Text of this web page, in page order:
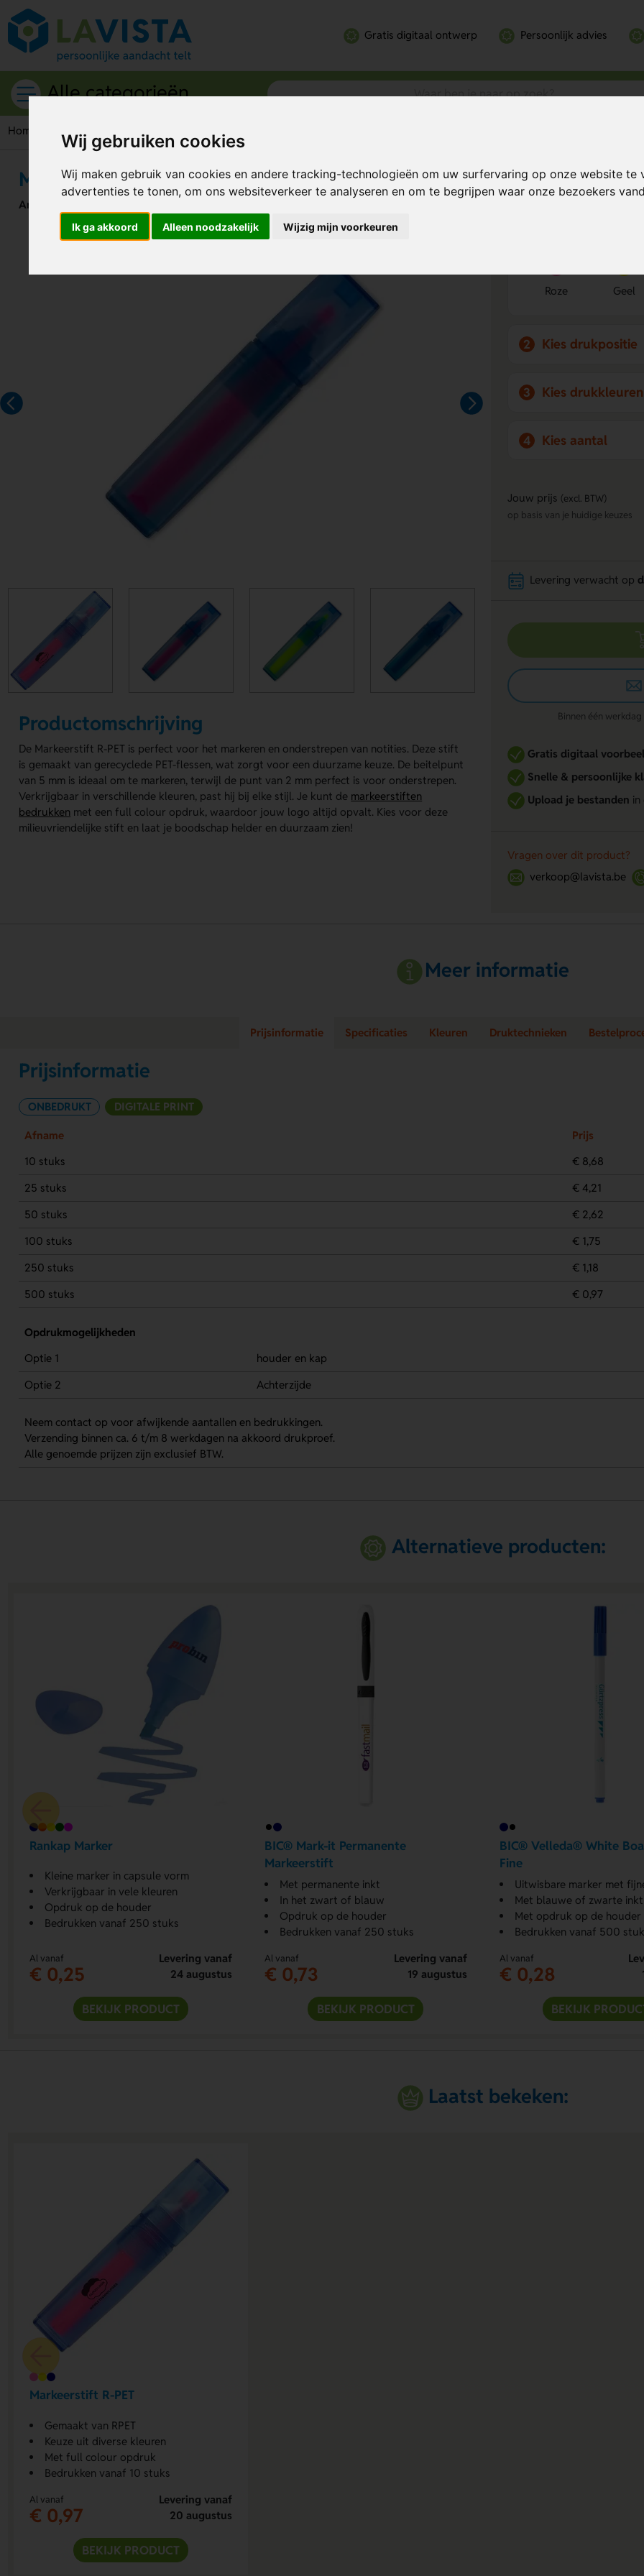
Wij gebruiken cookies
Wij maken gebruik van cookies en andere tracking-technologieën om uw surfervaring op onze website te
advertenties te tonen, om ons websiteverkeer te analyseren en om te begrijpen waar onze bezoekers
Ik ga akkoord Alleen noodzakelijk Wijzig mijn voorkeuren
Gratis digitaal ontwerp Persoonlijk advies
Alle categorieën
Home Schrijfwaren Markeerstiften Markeerstift R-PET
Markeerstift R-PET
Artikelnummer:
Productomschrijving
De Markeerstift R-PET is perfect voor het markeren en onderstrepen van notities. Deze stift
is gemaakt van gerecyclede PET-flessen, wat zorgt voor een duurzame keuze. De beitelpunt
van 5 mm is ideaal om te markeren, terwijl de punt van 2 mm perfect is voor onderstrepen.
Verkrijgbaar in verschillende kleuren, past hij bij elke stijl. Je kunt de markeerstiften
bedrukken met een full colour opdruk, waardoor jouw logo altijd opvalt. Kies voor deze
milieuvriendelijke stift en laat je boodschap helder en duurzaam zien!
Bereken mijn
Roze Geel
2 Kies drukpositie
3 Kies drukkleuren
4 Kies aantal
Jouw prijs (excl. BTW)
op basis van je huidige keuzes
Levering verwacht op
Binnen één
Gratis digitaal
Snelle & persoonlijke
Upload je bestanden
Vragen over dit product?
verkoop@lavista.be
Meer informatie
Prijsinformatie Specificaties Kleuren Druktechnieken
Prijsinformatie
ONBEDRUKT DIGITALE PRINT
Afname
Prijs
10 stuks
€ 8,68
25 stuks
€ 4,21
50 stuks
€ 2,62
100 stuks
€ 1,75
250 stuks
€ 1,18
500 stuks
€ 0,97
Opdrukmogelijkheden
Optie 1
houder en kap
Optie 2
Achterzijde
Neem contact op voor afwijkende aantallen en bedrukkingen.
Verzending binnen ca. 6 t/m 8 werkdagen na akkoord drukproef.
Alle genoemde prijzen zijn exclusief BTW.
Alternatieve producten:
Rankap Marker
Kleine marker in capsule vorm
Verkrijgbaar in vele kleuren
Opdruk op de houder
Bedrukken vanaf 250 stuks
Al vanaf
€ 0,25
Levering vanaf
24 augustus
BEKIJK PRODUCT
BIC® Mark-it Permanente
Markeerstift
Met permanente inkt
In het zwart of blauw
Opdruk op de houder
Bedrukken vanaf 250 stuks
Al vanaf
€ 0,73
Levering vanaf
19 augustus
BEKIJK PRODUCT
BIC® Velleda® White
Fine
Uitwisbare marker met
Met blauwe of zwarte inkt
Met opdruk op de houder
Bedrukken vanaf 500
Al vanaf
€ 0,28
BEKIJK
Laatst bekeken:
Markeerstift R-PET
Gemaakt van RPET
Keuze uit diverse kleuren
Met full colour opdruk
Bedrukken vanaf 10 stuks
Al vanaf
€ 0,97
Levering vanaf
20 augustus
BEKIJK PRODUCT